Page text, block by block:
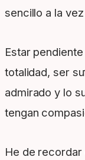
sencillo a la
Estar
totalidad, ser
admirado y lo
tengan
He de recordar